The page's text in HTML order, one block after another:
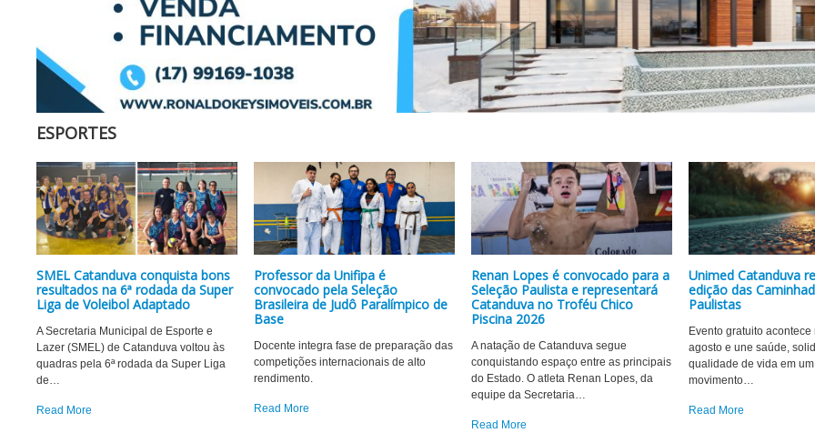
ESPORTES
SMEL Catanduva conquista bons
resultados na 6ª rodada da Super
Liga de Voleibol Adaptado
A Secretaria Municipal de Esporte e
Lazer (SMEL) de Catanduva voltou às
quadras pela 6ª rodada da Super Liga
de…
Read More
Professor da Unifipa é
convocado pela Seleção
Brasileira de Judô Paralímpico de
Base
Docente integra fase de preparação das
competições internacionais de alto
rendimento.
Read More
Renan Lopes é convocado para a
Seleção Paulista e representará
Catanduva no Troféu Chico
Piscina 2026
A natação de Catanduva segue
conquistando espaço entre as principais
do Estado. O atleta Renan Lopes, da
equipe da Secretaria…
Read More
Unimed Catanduva
edição das
Paulistas
Evento gratuito
agosto e une saúde,
qualidade de vida em
movimento…
Read More